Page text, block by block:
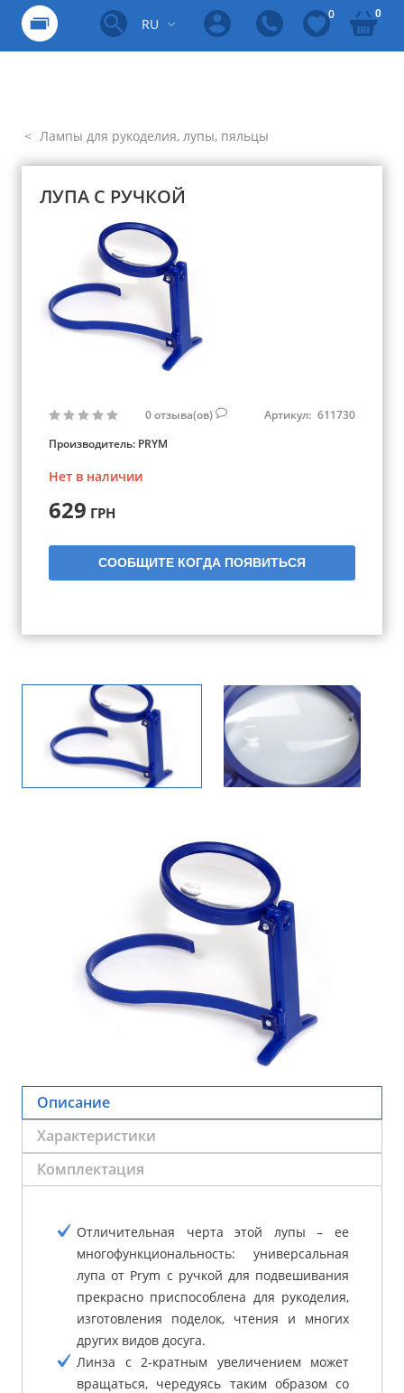
RU
0 0
Лампы для рукоделия, лупы, пяльцы
ЛУПА С РУЧКОЙ
0отзыва(ов) Артикул: 611730
Производитель: PRYM
Нет в наличии
629 ГРН
СООБЩИТЕ КОГДА ПОЯВИТЬСЯ
Описание
Характеристики
Комплектация
Отличительная черта этой лупы – ее
многофункциональность: универсальная
лупа от Prym с ручкой для подвешивания
прекрасно приспособлена для рукоделия,
изготовления поделок, чтения и многих
других видов досуга.
Линза с 2-кратным увеличением может
вращаться, чередуясь таким образом со